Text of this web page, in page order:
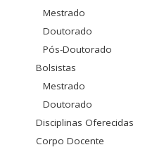
Mestrado
Doutorado
Pós-Doutorado
Bolsistas
Mestrado
Doutorado
Disciplinas Oferecidas
Corpo Docente